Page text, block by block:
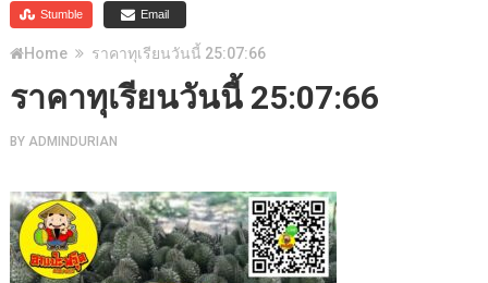
Stumble Email
Home ราคาทุเรียนวันนี้ 25:07:66
ราคาทุเรียนวันนี้ 25:07:66
BY ADMINDURIAN